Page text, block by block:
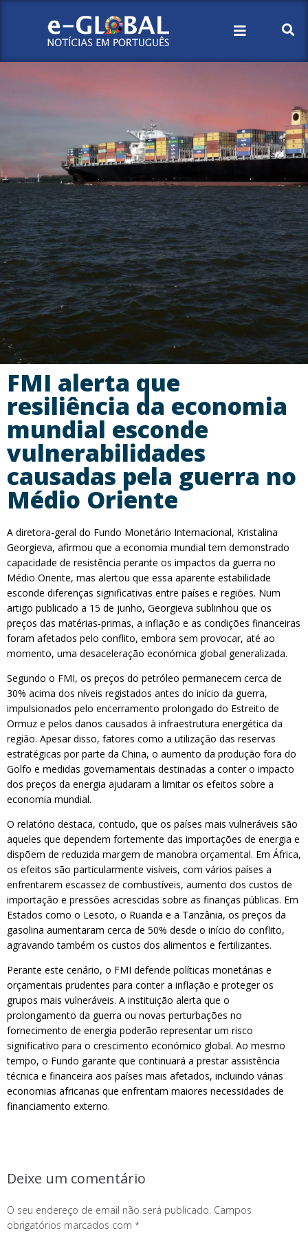
FMI alerta que
resiliência da economia
mundial esconde
vulnerabilidades
causadas pela guerra no
Médio Oriente
A diretora-geral do Fundo Monetário Internacional, Kristalina
Georgieva, afirmou que a economia mundial tem demonstrado
capacidade de resistência perante os impactos da guerra no
Médio Oriente, mas alertou que essa aparente estabilidade
esconde diferenças significativas entre países e regiões. Num
artigo publicado a 15 de junho, Georgieva sublinhou que os
preços das matérias-primas, a inflação e as condições financeiras
foram afetados pelo conflito, embora sem provocar, até ao
momento, uma desaceleração económica global generalizada.
Segundo o FMI, os preços do petróleo permanecem cerca de
30% acima dos níveis registados antes do início da guerra,
impulsionados pelo encerramento prolongado do Estreito de
Ormuz e pelos danos causados à infraestrutura energética da
região. Apesar disso, fatores como a utilização das reservas
estratégicas por parte da China, o aumento da produção fora do
Golfo e medidas governamentais destinadas a conter o impacto
dos preços da energia ajudaram a limitar os efeitos sobre a
economia mundial.
O relatório destaca, contudo, que os países mais vulneráveis são
aqueles que dependem fortemente das importações de energia e
dispõem de reduzida margem de manobra orçamental. Em África,
os efeitos são particularmente visíveis, com vários países a
enfrentarem escassez de combustíveis, aumento dos custos de
importação e pressões acrescidas sobre as finanças públicas. Em
Estados como o Lesoto, o Ruanda e a Tanzânia, os preços da
gasolina aumentaram cerca de 50% desde o início do conflito,
agravando também os custos dos alimentos e fertilizantes.
Perante este cenário, o FMI defende políticas monetárias e
orçamentais prudentes para conter a inflação e proteger os
grupos mais vulneráveis. A instituição alerta que o
prolongamento da guerra ou novas perturbações no
fornecimento de energia poderão representar um risco
significativo para o crescimento económico global. Ao mesmo
tempo, o Fundo garante que continuará a prestar assistência
técnica e financeira aos países mais afetados, incluindo várias
economias africanas que enfrentam maiores necessidades de
financiamento externo.
Deixe um comentário
O seu endereço de email não será publicado. Campos
obrigatórios marcados com *